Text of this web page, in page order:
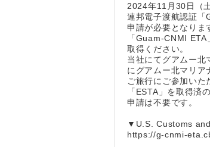
2024年11月30日（
連邦電子渡航認証
申請が必要となりま
「Guam-CNMI
取得ください。
当社にてグアムー
にグアムー北マリ
ご旅行にご参加い
「ESTA」を取得済
申請は不要です。
▼U.S. Customs
https://g-cnmi-